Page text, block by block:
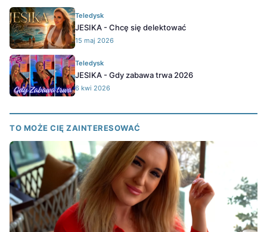
Teledysk
JESIKA - Chcę się delektować
15 maj 2026
Teledysk
JESIKA - Gdy zabawa trwa 2026
6 kwi 2026
TO MOŻE CIĘ ZAINTERESOWAĆ